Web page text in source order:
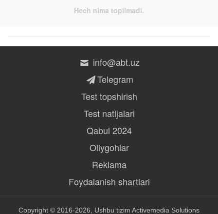
Hech nima topilmadi.
info@abt.uz
Telegram
Test topshirish
Test natijalari
Qabul 2024
Oliygohlar
Reklama
Foydalanish shartlari
Copyright © 2016-2026, Ushbu tizim Activemedia Solutions